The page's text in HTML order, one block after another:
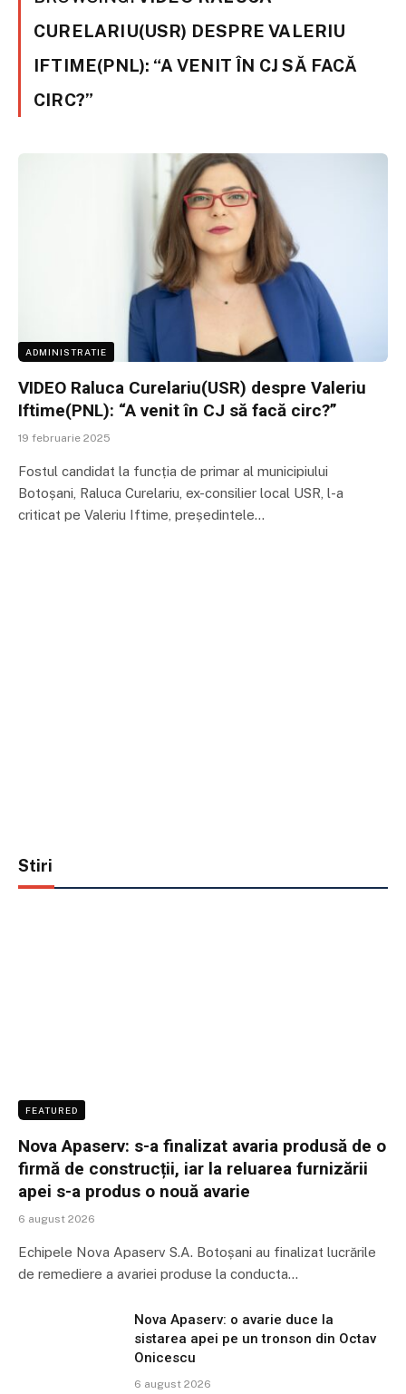
CURELARIU(USR) DESPRE VALERIU
IFTIME(PNL): “A VENIT ÎN CJ SĂ FACĂ
CIRC?”
ADMINISTRATIE
VIDEO Raluca Curelariu(USR) despre Valeriu
Iftime(PNL): “A venit în CJ să facă circ?”
19 februarie 2025
Fostul candidat la funcția de primar al municipiului
Botoșani, Raluca Curelariu, ex-consilier local USR, l-a
criticat pe Valeriu Iftime, președintele…
Stiri
FEATURED
Nova Apaserv: s-a finalizat avaria produsă de o
firmă de construcții, iar la reluarea furnizării
apei s-a produs o nouă avarie
6 august 2026
Echipele Nova Apaserv S.A. Botoșani au finalizat lucrările
de remediere a avariei produse la conducta…
Nova Apaserv: o avarie duce la
sistarea apei pe un tronson din Octav
Onicescu
6 august 2026